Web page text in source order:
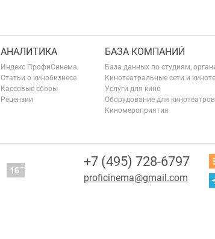
АНАЛИТИКА
Индекс ПрофиСинема
Статьи о кинобизнесе
Кассовые сборы
Рецензии
БАЗА КОМПАНИЙ
База данных по студиям,
Кинотеатральные сети и
Услуги для кино
Оборудование для кинотеатров
Киномероприятия
+7 (495) 728-6797
proficinema@gmail.com